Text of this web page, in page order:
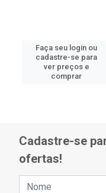
Faça seu login ou
cadastre-se para
ver preços e
comprar
Cadastre-se
ofertas!